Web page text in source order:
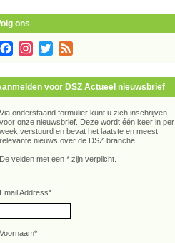
ons
FacebookInstagram
Twitter
voor DSZ Actueel nieuwsbrief
Via onderstaand formulier kunt u zich inschrijven
voor onze nieuwsbrief. Deze wordt één keer in per
week verstuurd en bevat het laatste en meest
relevante nieuws over de DSZ branche.
De velden met een * zijn verplicht.
Email Address*
Voornaam*